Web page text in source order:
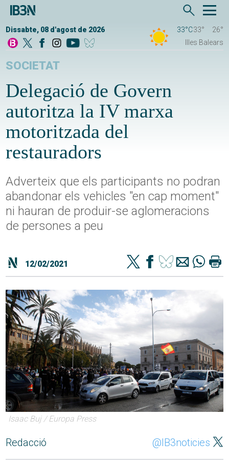
Dissabte, 08 d'agost de 2026 33°C33°
26°
Illes Balears
SOCIETAT
Delegació de Govern
autoritza la IV marxa
motoritzada del
restauradors
Adverteix que els participants no podran
abandonar els vehicles "en cap moment"
ni hauran de produir-se aglomeracions
de persones a peu
12/02/2021
Isaac Buj / Europa Press
Redacció @IB3noticies